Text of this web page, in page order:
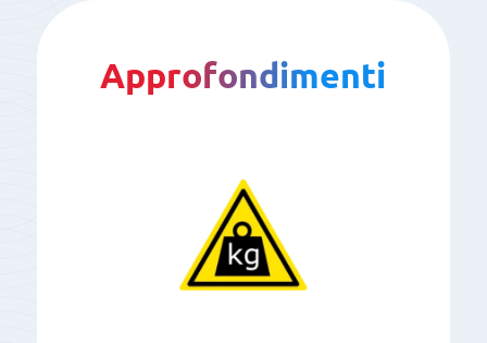
Approfondimenti